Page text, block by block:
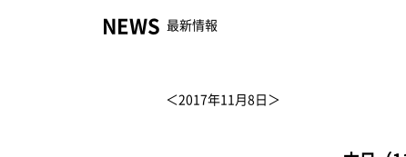
NEWS 最新情報
＜2017年11月8日＞